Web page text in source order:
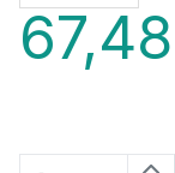
67,48